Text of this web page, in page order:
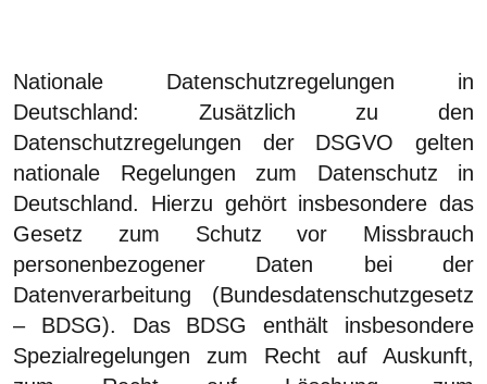
Nationale Datenschutzregelungen in
Deutschland: Zusätzlich zu den
Datenschutzregelungen der DSGVO gelten
nationale Regelungen zum Datenschutz in
Deutschland. Hierzu gehört insbesondere das
Gesetz zum Schutz vor Missbrauch
personenbezogener Daten bei der
Datenverarbeitung (Bundesdatenschutzgesetz
– BDSG). Das BDSG enthält insbesondere
Spezialregelungen zum Recht auf Auskunft,